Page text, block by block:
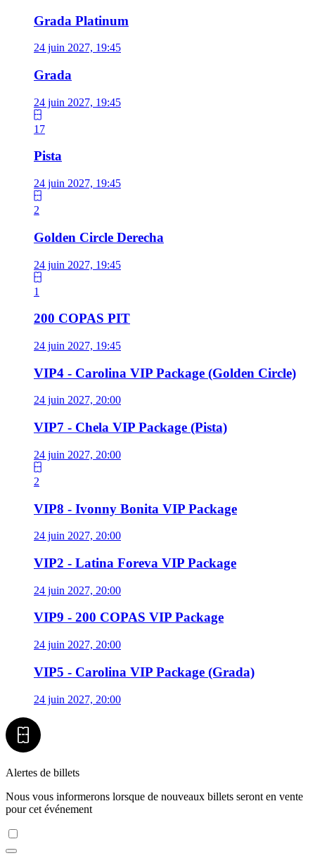
Grada Platinum
24 juin 2027, 19:45
Grada
24 juin 2027, 19:45
17
Pista
24 juin 2027, 19:45
2
Golden Circle Derecha
24 juin 2027, 19:45
1
200 COPAS PIT
24 juin 2027, 19:45
VIP4 - Carolina VIP Package (Golden Circle)
24 juin 2027, 20:00
VIP7 - Chela VIP Package (Pista)
24 juin 2027, 20:00
2
VIP8 - Ivonny Bonita VIP Package
24 juin 2027, 20:00
VIP2 - Latina Foreva VIP Package
24 juin 2027, 20:00
VIP9 - 200 COPAS VIP Package
24 juin 2027, 20:00
VIP5 - Carolina VIP Package (Grada)
24 juin 2027, 20:00
Alertes de billets
Nous vous informerons lorsque de nouveaux billets seront en vente
pour cet événement